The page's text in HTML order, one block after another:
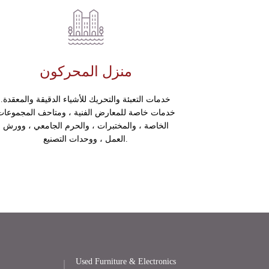
منزل المحركون
خدمات التعبئة والتحريك للأشياء الدقيقة والمعقدة.
خدمات خاصة للمعارض الفنية ، ومتاحف
الخاصة ، والمختبرات ، والحرم الجامعي ، وورش
العمل ، ووحدات التصنيع.
Used Furniture & Electronics